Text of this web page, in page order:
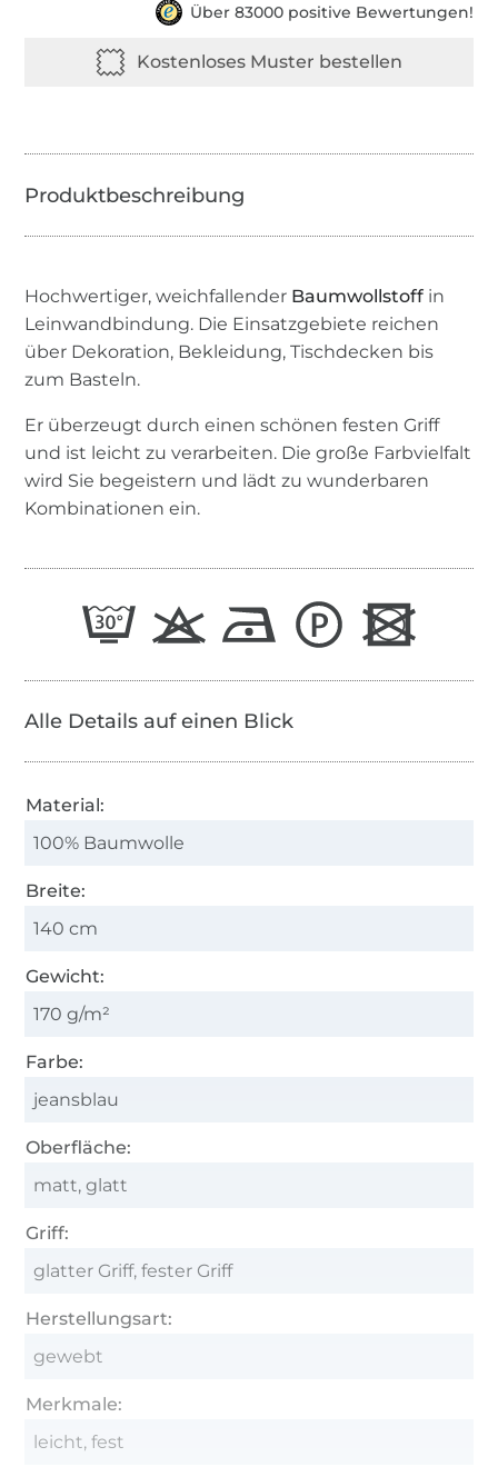
Über 83000 positive Bewertungen!
Hochwertiger, weichfallender Baumwollstoff in
Leinwandbindung. Die Einsatzgebiete reichen
über Dekoration, Bekleidung, Tischdecken bis
zum Basteln.
Er überzeugt durch einen schönen festen Griff
und ist leicht zu verarbeiten. Die große Farbvielfalt
wird Sie begeistern und lädt zu wunderbaren
Kombinationen ein.
Alle Details auf einen Blick
Material:
100% Baumwolle
Breite:
140 cm
Gewicht:
170 g/m²
Farbe:
jeansblau
Oberfläche:
matt, glatt
Griff:
glatter Griff, fester Griff
Herstellungsart:
gewebt
Merkmale:
leicht, fest